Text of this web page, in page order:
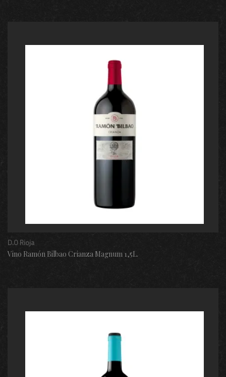
D.O Rioja
Vino Ramón Bilbao Crianza Magnum 1,5L.